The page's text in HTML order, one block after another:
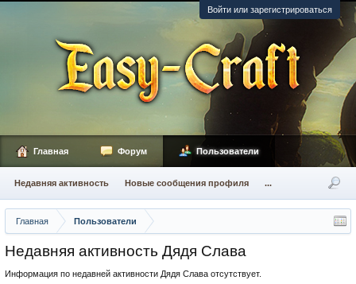
Войти или зарегистрироваться
Главная Пользователи
Недавняя активность Дядя Слава
Информация по недавней активности Дядя Слава отсутствует.
Главная Форум Пользователи
Недавняя активность Новые сообщения профиля ...